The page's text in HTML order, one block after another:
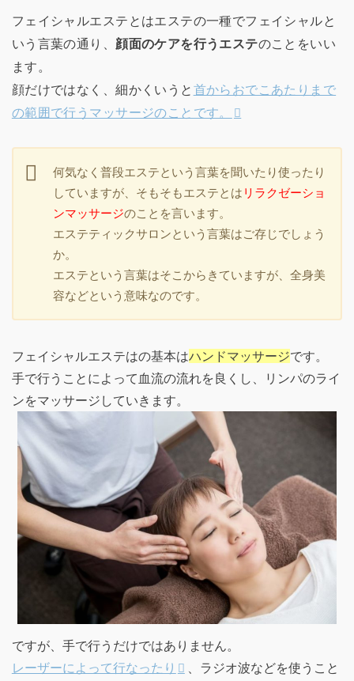
フェイシャルエステとはエステの一種でフェイシャルと
いう言葉の通り、 顔面のケアを行うエステのことをいい
ます。
顔だけではなく、細かくいうと 首からおでこあたりまで
の範囲で行うマッサージのことです。
何気なく普段エステという言葉を聞いたり使ったり
していますが、そもそもエステとは リラクゼーショ
ンマッサージのことを言います。
エステティックサロンという言葉はご存じでしょう
か。
エステという言葉はそこからきていますが、全身美
容などという意味なのです。
フェイシャルエステはの基本はハンドマッサージです。
手で行うことによって血流の流れを良くし、リンパのライ
ンをマッサージしていきます。
ですが、手で行うだけではありません。
レーザーによって行なったり
、ラジオ波などを使うこと